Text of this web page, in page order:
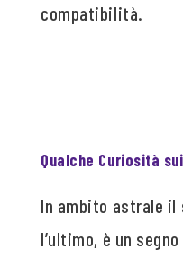
compatibilità.
Qualche Curiosità
In ambito astrale il
l’ultimo, è un